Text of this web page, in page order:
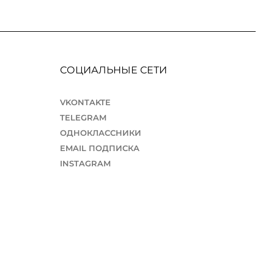
СОЦИАЛЬНЫЕ СЕТИ
VKONTAKTE
TELEGRAM
ОДНОКЛАССНИКИ
EMAIL ПОДПИСКА
INSTAGRAM